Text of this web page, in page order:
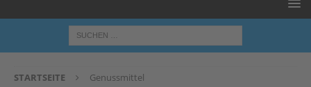
STARTSEITE Genussmittel